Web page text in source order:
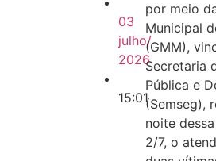
03
julho/
2026
15:01
por meio
Municipal
(GMM),
Secretaria
Pública e
(Semseg),
noite
2/7, o